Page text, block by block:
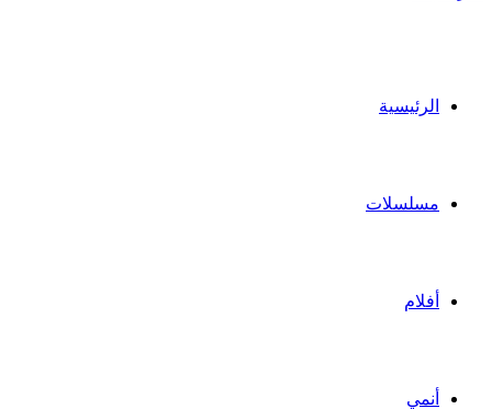
الرئيسية
مسلسلات
أفلام
أنمي